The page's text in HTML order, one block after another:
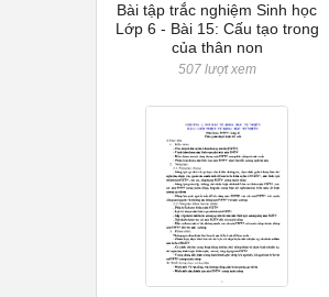
Bài tập trắc nghiệm Sinh học
Lớp 6 - Bài 15: Cấu tạo trong
của thân non
507 lượt xem